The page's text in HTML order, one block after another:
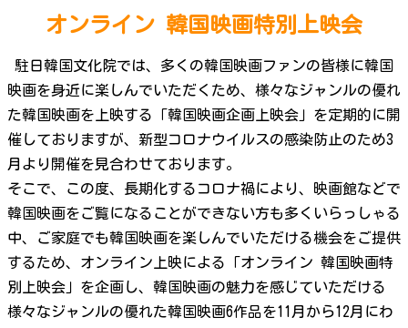
オンライン 韓国映画特別上映会
駐日韓国文化院では、多くの韓国映画ファンの皆様に韓国
映画を身近に楽しんでいただくため、様々なジャンルの優れ
た韓国映画を上映する「韓国映画企画上映会」を定期的に開
催しておりますが、新型コロナウイルスの感染防止のため3
月より開催を見合わせております。
そこで、この度、長期化するコロナ禍により、映画館などで
韓国映画をご覧になることができない方も多くいらっしゃる
中、ご家庭でも韓国映画を楽しんでいただける機会をご提供
するため、オンライン上映による「オンライン 韓国映画特
別上映会」を企画し、韓国映画の魅力を感じていただける
様々なジャンルの優れた韓国映画6作品を11月から12月にわ